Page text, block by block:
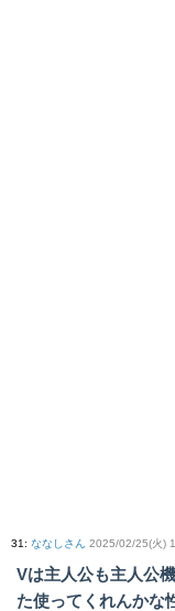
31: ななしさん 2025/02/25(火)
Vは主人公も主人公
た使ってくれんかな